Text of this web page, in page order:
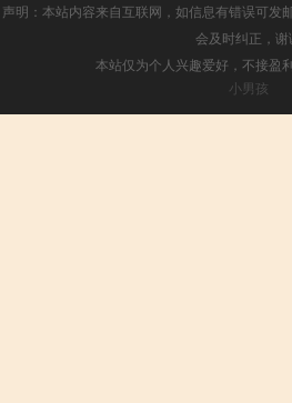
声明：本站内容来自互联网，如信息有错误可发
会及时纠正，谢
本站仅为个人兴趣爱好，不接盈
小男孩